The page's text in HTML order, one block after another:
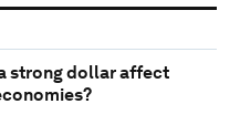
strong dollar affect